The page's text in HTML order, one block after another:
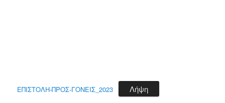
ΕΠΙΣΤΟΛΗ-ΠΡΟΣ-ΓΟΝΕΙΣ_2023 Λήψη